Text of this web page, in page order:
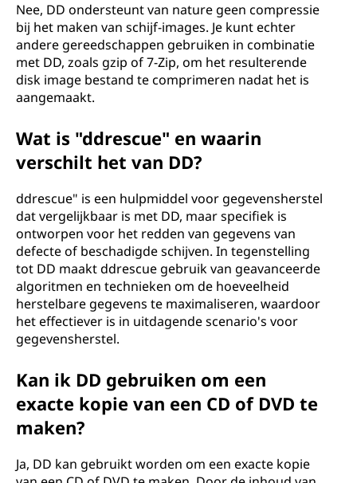
Nee, DD ondersteunt van nature geen compressie
bij het maken van schijf-images. Je kunt echter
andere gereedschappen gebruiken in combinatie
met DD, zoals gzip of 7-Zip, om het resulterende
disk image bestand te comprimeren nadat het is
aangemaakt.
Wat is "ddrescue" en waarin
verschilt het van DD?
ddrescue" is een hulpmiddel voor gegevensherstel
dat vergelijkbaar is met DD, maar specifiek is
ontworpen voor het redden van gegevens van
defecte of beschadigde schijven. In tegenstelling
tot DD maakt ddrescue gebruik van geavanceerde
algoritmen en technieken om de hoeveelheid
herstelbare gegevens te maximaliseren, waardoor
het effectiever is in uitdagende scenario's voor
gegevensherstel.
Kan ik DD gebruiken om een
exacte kopie van een CD of DVD te
maken?
Ja, DD kan gebruikt worden om een exacte kopie